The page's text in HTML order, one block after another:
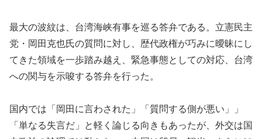
最大の波紋は、台湾海峡有事を巡る答弁である。立憲民主
党・岡田克也氏の質問に対し、歴代政権が巧みに曖昧にし
てきた領域を一歩踏み越え、緊急事態としての対応、台湾
への関与を示唆する答弁を行った。
国内では「岡田に言わされた」「質問する側が悪い」」
「単なる失言だ」と軽く論じる向きもあったが、外交は国